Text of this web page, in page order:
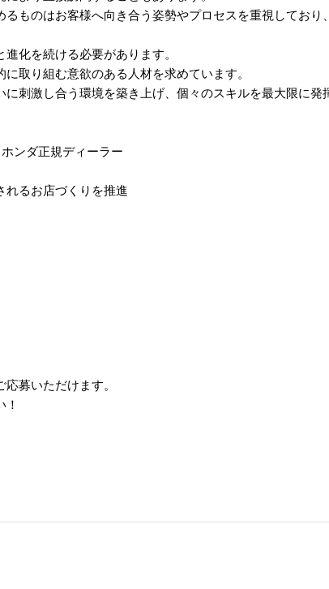
ものはお客様へ向き合う姿勢やプロセスを重視してお
化を続ける必要があります。
取り組む意欲のある人材を求めています。
刺激し合う環境を築き上げ、個々のスキルを最大限に発
ンダ正規ディーラー
れるお店づくりを推進
募いただけます。